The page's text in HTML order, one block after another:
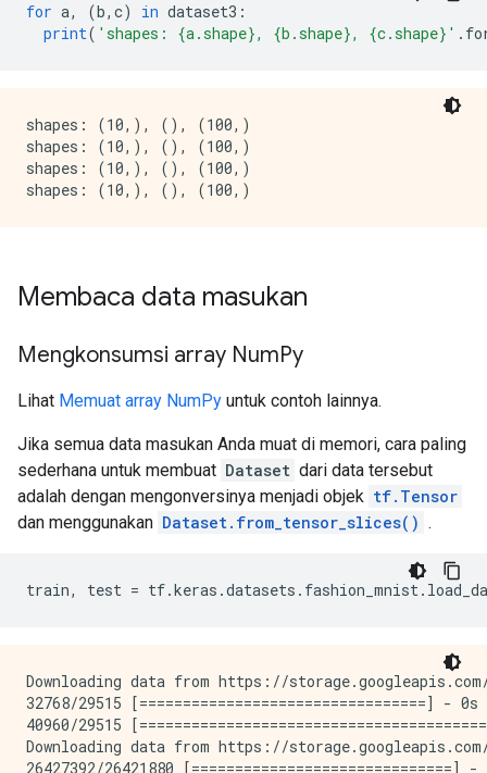
for a, (b, c) in dataset3 :
print( 'shapes: {a.shape}, {b.shape}, {c.shape}' .
shapes: (10,), (), (100,)
shapes: (10,), (), (100,)
shapes: (10,), (), (100,)
Membaca data masukan
Mengkonsumsi array NumPy
Lihat Memuat array NumPy untuk contoh lainnya.
Jika semua data masukan Anda muat di memori, cara paling
sederhana untuk membuat Dataset dari data tersebut
adalah dengan mengonversinya menjadi objek tf.Tensor
dan menggunakan Dataset.from_tensor_slices() .
train, test = tf.keras .datasets . fashion_mnist.
Downloading data from https://
32768/29515 [=================================] -
40960/29515
Downloading data from https://
26427392/26421880